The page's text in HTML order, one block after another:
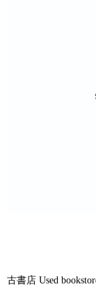
古書店 Used